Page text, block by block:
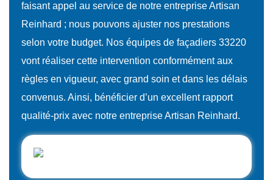
faisant appel au service de notre entreprise Artisan
Reinhard ; nous pouvons ajuster nos prestations
selon votre budget. Nos équipes de façadiers 33220
vont réaliser cette intervention conformément aux
règles en vigueur, avec grand soin et dans les délais
convenus. Ainsi, bénéficier d’un excellent rapport
qualité-prix avec notre entreprise Artisan Reinhard.